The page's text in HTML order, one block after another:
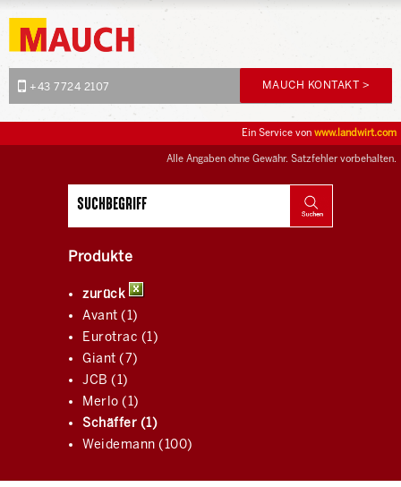
+43 7724 2107 MAUCH KONTAKT >
Alle Angaben ohne Gewähr. Satzfehler vorbehalten.
Ein Service von www.landwirt.com
Produkte
zurück
Avant (1)
Eurotrac (1)
Giant (7)
JCB (1)
Merlo (1)
Schäffer (1)
Weidemann (100)